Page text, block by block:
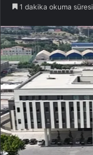
1 dakika okuma süresi